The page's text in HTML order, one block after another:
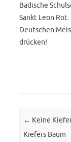
Badische
Sankt Leon
Deutschen
drücken!
Post
← Keine
Kiefers Baum